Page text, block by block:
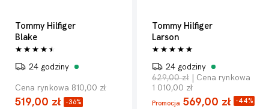
Tommy Hilfiger
Blake
24 godziny
Cena rynkowa 810,00 zł
519,00 zł -36%
Tommy Hilfiger
Larson
24 godziny
629,00 zł | Cena rynkowa
1 010,00 zł
Promocja 569,00 zł -44%